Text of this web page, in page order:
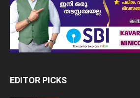
EDITOR PICKS